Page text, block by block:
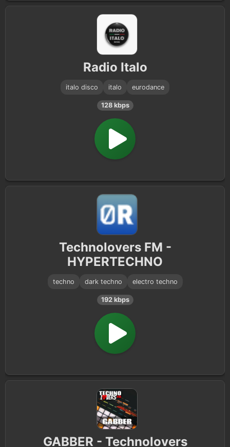
Radio Italo
italo disco italo eurodance
128 kbps
Technolovers FM -
HYPERTECHNO
techno dark techno electro techno
192 kbps
GABBER - Technolovers